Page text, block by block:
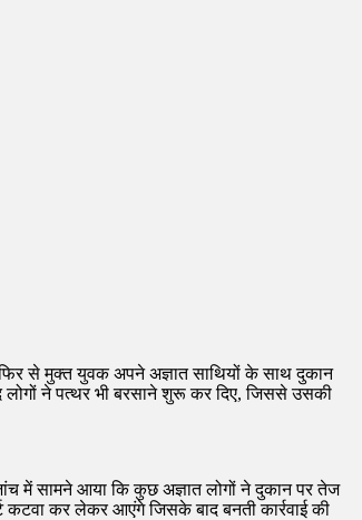
से मुक्त युवक अपने अज्ञात साथियों के साथ दुकान
ने पत्थर भी बरसाने शुरू कर दिए, जिससे उसकी
में सामने आया कि कुछ अज्ञात लोगों ने दुकान पर तेज
कटवा कर लेकर आएंगे जिसके बाद बनती कार्रवाई की